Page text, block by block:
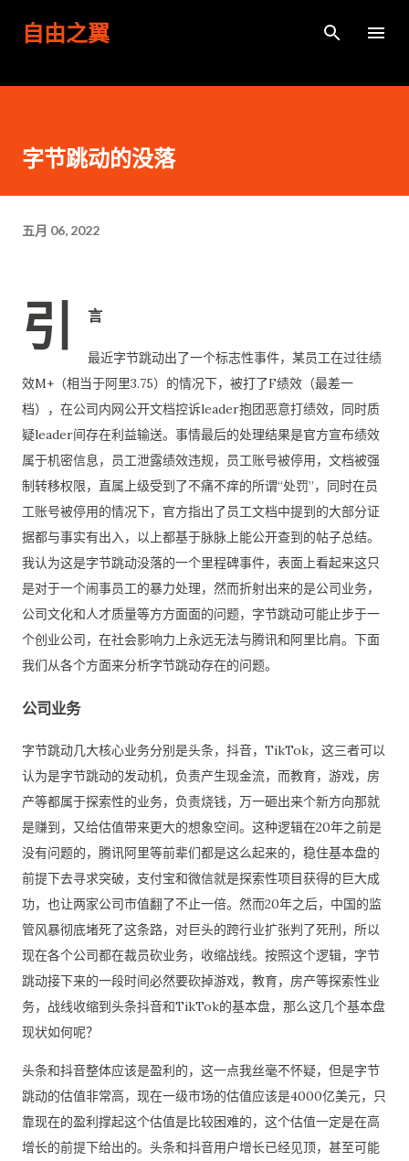
自由之翼
字节跳动的没落
五月 06, 2022
引 言
最近字节跳动出了一个标志性事件，某员工在过往绩
效M+（相当于阿里3.75）的情况下，被打了F绩效（最差一
档），在公司内网公开文档控诉leader抱团恶意打绩效，同时质
疑leader间存在利益输送。事情最后的处理结果是官方宣布绩效
属于机密信息，员工泄露绩效违规，员工账号被停用，文档被强
制转移权限，直属上级受到了不痛不痒的所谓“处罚”，同时在员
工账号被停用的情况下，官方指出了员工文档中提到的大部分证
据都与事实有出入，以上都基于脉脉上能公开查到的帖子总结。
我认为这是字节跳动没落的一个里程碑事件，表面上看起来这只
是对于一个闹事员工的暴力处理，然而折射出来的是公司业务，
公司文化和人才质量等方方面面的问题，字节跳动可能止步于一
个创业公司，在社会影响力上永远无法与腾讯和阿里比肩。下面
我们从各个方面来分析字节跳动存在的问题。
公司业务
字节跳动几大核心业务分别是头条，抖音，TikTok，这三者可以
认为是字节跳动的发动机，负责产生现金流，而教育，游戏，房
产等都属于探索性的业务，负责烧钱，万一砸出来个新方向那就
是赚到，又给估值带来更大的想象空间。这种逻辑在20年之前是
没有问题的，腾讯阿里等前辈们都是这么起来的，稳住基本盘的
前提下去寻求突破，支付宝和微信就是探索性项目获得的巨大成
功，也让两家公司市值翻了不止一倍。然而20年之后，中国的监
管风暴彻底堵死了这条路，对巨头的跨行业扩张判了死刑，所以
现在各个公司都在裁员砍业务，收缩战线。按照这个逻辑，字节
跳动接下来的一段时间必然要砍掉游戏，教育，房产等探索性业
务，战线收缩到头条抖音和TikTok的基本盘，那么这几个基本盘
现状如何呢？
头条和抖音整体应该是盈利的，这一点我丝毫不怀疑，但是字节
跳动的估值非常高，现在一级市场的估值应该是4000亿美元，只
靠现在的盈利撑起这个估值是比较困难的，这个估值一定是在高
增长的前提下给出的。头条和抖音用户增长已经见顶，甚至可能